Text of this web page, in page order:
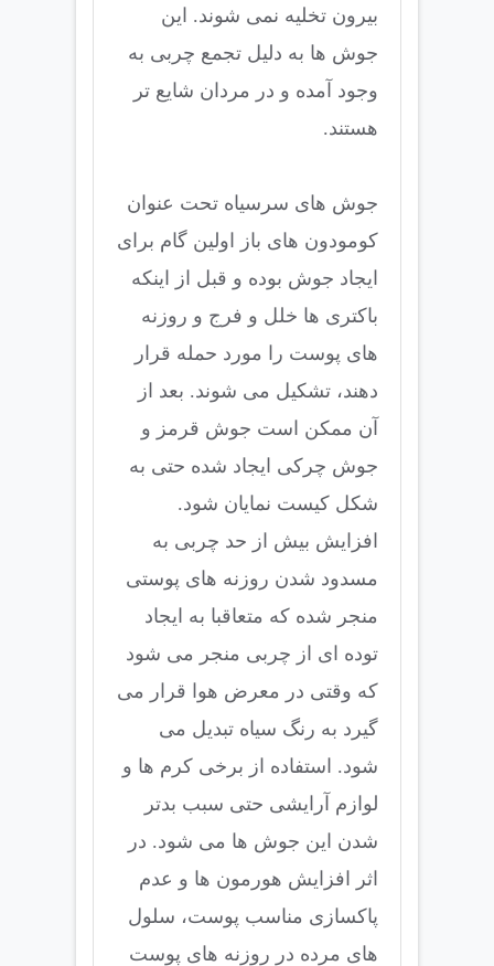
بیرون تخلیه نمی شوند. این
جوش ها به دلیل تجمع چربی به
وجود آمده و در مردان شایع تر
هستند.
جوش های سرسیاه تحت عنوان
کومودون های باز اولین گام برای
ایجاد جوش بوده و قبل از اینکه
باکتری ها خلل و فرج و روزنه
های پوست را مورد حمله قرار
دهند، تشکیل می شوند. بعد از
آن ممکن است جوش قرمز و
جوش چرکی ایجاد شده حتی به
شکل کیست نمایان شود.
افزایش بیش از حد چربی به
مسدود شدن روزنه های پوستی
منجر شده که متعاقبا به ایجاد
توده ای از چربی منجر می شود
که وقتی در معرض هوا قرار می
گیرد به رنگ سیاه تبدیل می
شود. استفاده از برخی کرم ها و
لوازم آرایشی حتی سبب بدتر
شدن این جوش ها می شود. در
اثر افزایش هورمون ها و عدم
پاکسازی مناسب پوست، سلول
های مرده در روزنه های پوست